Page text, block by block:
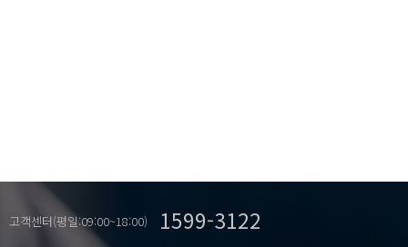
고객센터(평일:09:00~18:00) 1599-3122